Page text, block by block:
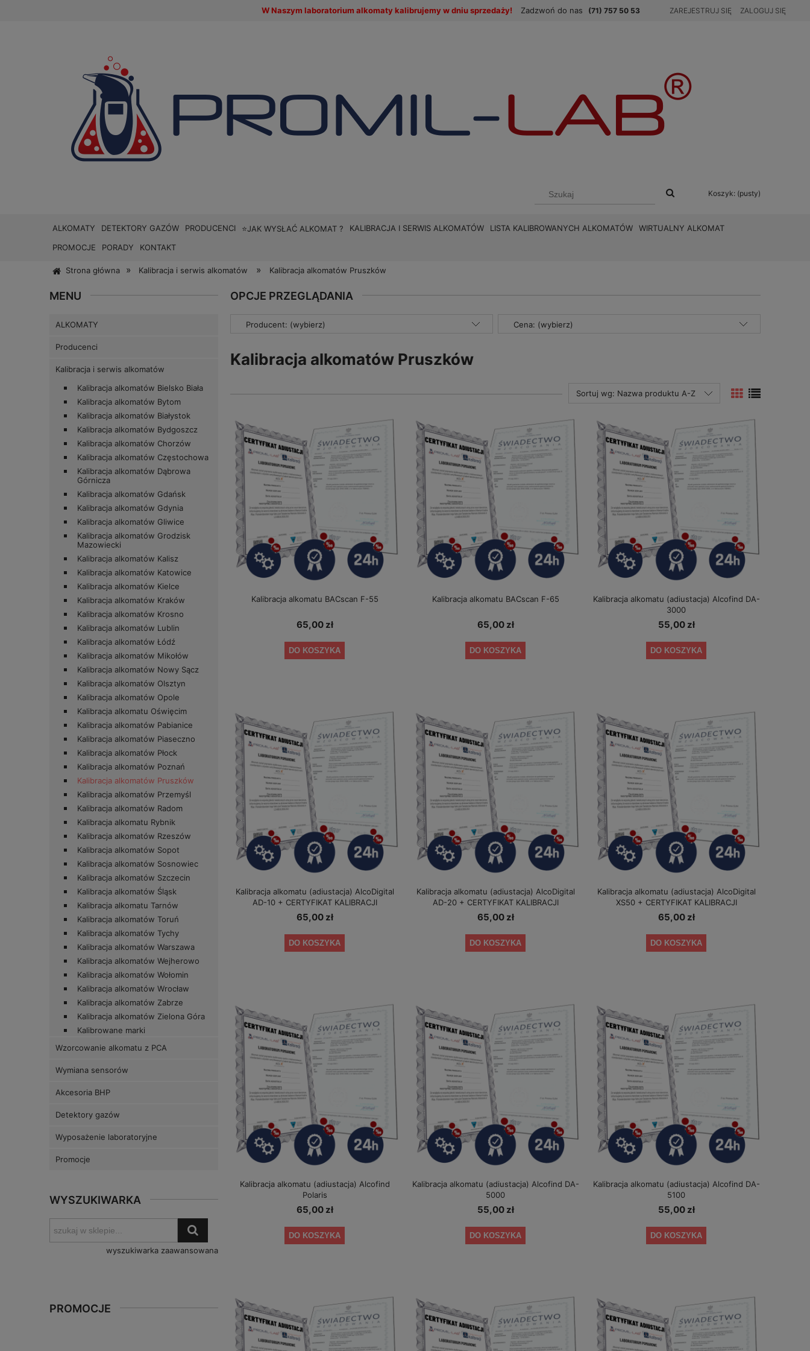
W Naszym laboratorium alkomaty kalibrujemy w dniu sprzedaży! Zadzwoń do nas (71) 757 50 53 ZAREJESTRUJ SIĘ ZALOGUJ SIĘ
Koszyk: (pusty)
ALKOMATY DETEKTORY GAZÓW PRODUCENCI ⭐JAK WYSŁAĆ ALKOMAT ? KALIBRACJA I SERWIS ALKOMATÓW LISTA KALIBROWANYCH ALKOMATÓW
WIRTUALNY ALKOMAT
PROMOCJE
PORADY KONTAKT
Strona główna » Kalibracja i serwis alkomatów » Kalibracja alkomatów Pruszków
MENU
ALKOMATY
Producenci
Kalibracja i serwis alkomatów
Kalibracja alkomatów Bielsko Biała
Kalibracja alkomatów Bytom
Kalibracja alkomatów Białystok
Kalibracja alkomatów Bydgoszcz
Kalibracja alkomatów Chorzów
Kalibracja alkomatów Częstochowa
Kalibracja alkomatów Dąbrowa
Górnicza
Kalibracja alkomatów Gdańsk
Kalibracja alkomatów Gdynia
Kalibracja alkomatów Gliwice
Kalibracja alkomatów Grodzisk
Mazowiecki
Kalibracja alkomatów Kalisz
Kalibracja alkomatów Katowice
Kalibracja alkomatów Kielce
Kalibracja alkomatów Kraków
Kalibracja alkomatów Krosno
Kalibracja alkomatów Lublin
Kalibracja alkomatów Łódź
Kalibracja alkomatów Mikołów
Kalibracja alkomatów Nowy Sącz
Kalibracja alkomatów Olsztyn
Kalibracja alkomatów Opole
Kalibracja alkomatu Oświęcim
Kalibracja alkomatów Pabianice
Kalibracja alkomatów Piaseczno
Kalibracja alkomatów Płock
Kalibracja alkomatów Poznań
Kalibracja alkomatów Pruszków
Kalibracja alkomatów Przemyśl
Kalibracja alkomatów Radom
Kalibracja alkomatu Rybnik
Kalibracja alkomatów Rzeszów
Kalibracja alkomatów Sopot
Kalibracja alkomatów Sosnowiec
Kalibracja alkomatów Szczecin
Kalibracja alkomatów Śląsk
Kalibracja alkomatu Tarnów
Kalibracja alkomatów Toruń
Kalibracja alkomatów Tychy
Kalibracja alkomatów Warszawa
Kalibracja alkomatów Wejherowo
Kalibracja alkomatów Wołomin
Kalibracja alkomatów Wrocław
Kalibracja alkomatów Zabrze
Kalibracja alkomatów Zielona Góra
Kalibrowane marki
Wzorcowanie alkomatu z PCA
Wymiana sensorów
Akcesoria BHP
Detektory gazów
Wyposażenie laboratoryjne
Promocje
WYSZUKIWARKA
wyszukiwarka zaawansowana
PROMOCJE
OPCJE PRZEGLĄDANIA
Producent: (wybierz) Cena: (wybierz)
Kalibracja alkomatów Pruszków
Sortuj wg: Nazwa produktu A-Z
Kalibracja alkomatu BACscan F-55
65,00 zł
DO KOSZYKA
Kalibracja alkomatu BACscan F-65
65,00 zł
DO KOSZYKA
Kalibracja alkomatu (adiustacja) Alcofind DA-
3000
55,00 zł
DO KOSZYKA
Kalibracja alkomatu (adiustacja) AlcoDigital
AD-10 + CERTYFIKAT KALIBRACJI
65,00 zł
DO KOSZYKA
Kalibracja alkomatu (adiustacja) AlcoDigital
AD-20 + CERTYFIKAT KALIBRACJI
65,00 zł
DO KOSZYKA
Kalibracja alkomatu (adiustacja) AlcoDigital
XS50 + CERTYFIKAT KALIBRACJI
65,00 zł
DO KOSZYKA
Kalibracja alkomatu (adiustacja) Alcofind
Polaris
65,00 zł
DO KOSZYKA
Kalibracja alkomatu (adiustacja) Alcofind DA-
5000
55,00 zł
DO KOSZYKA
Kalibracja alkomatu (adiustacja) Alcofind DA-
5100
55,00 zł
DO KOSZYKA